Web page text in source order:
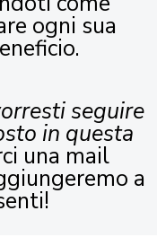
ogni sua
seguire
in questa
una mail
a